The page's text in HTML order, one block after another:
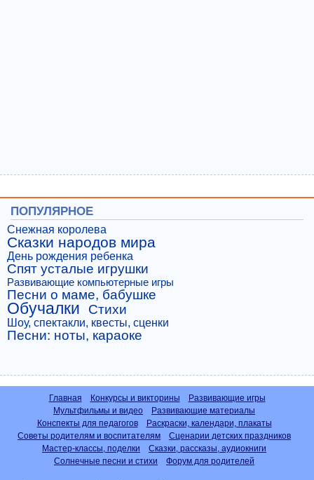
ПОПУЛЯРНОЕ
Снежная королева
Сказки народов мира
День рождения ребенка
Спят усталые игрушки
Развивающие компьютерные игры
Песни о маме, бабушке
Обучалки Стихи
Шоу, спектакли, квесты, сценки
Песни: ноты, караоке
Главная Конкурсы и викторины
Развивающие игры
Мультфильмы и видео
Развивающие материалы
Конспекты для педагогов
Раскраски, календари, плакаты
Советы родителям и воспитателям
Сценарии детских праздников
Мастер-классы, поделки
Сказки, рассказы, аудиокниги
Солнечные песни и стихи
Форум для родителей